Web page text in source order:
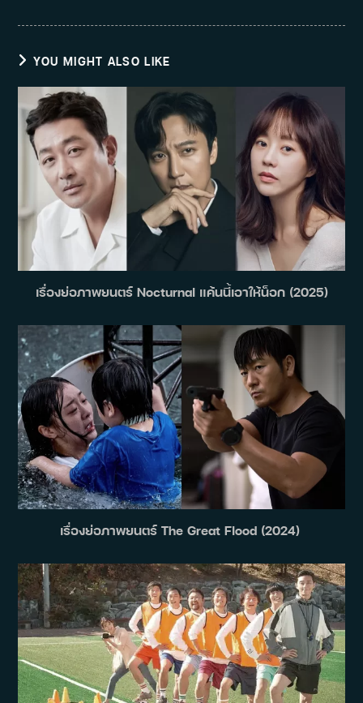
YOU MIGHT ALSO LIKE
เรื่องย่อภาพยนตร์ Nocturnal แค้นนี้เอาให้น็อก (2025)
เรื่องย่อภาพยนตร์ The Great Flood (2024)